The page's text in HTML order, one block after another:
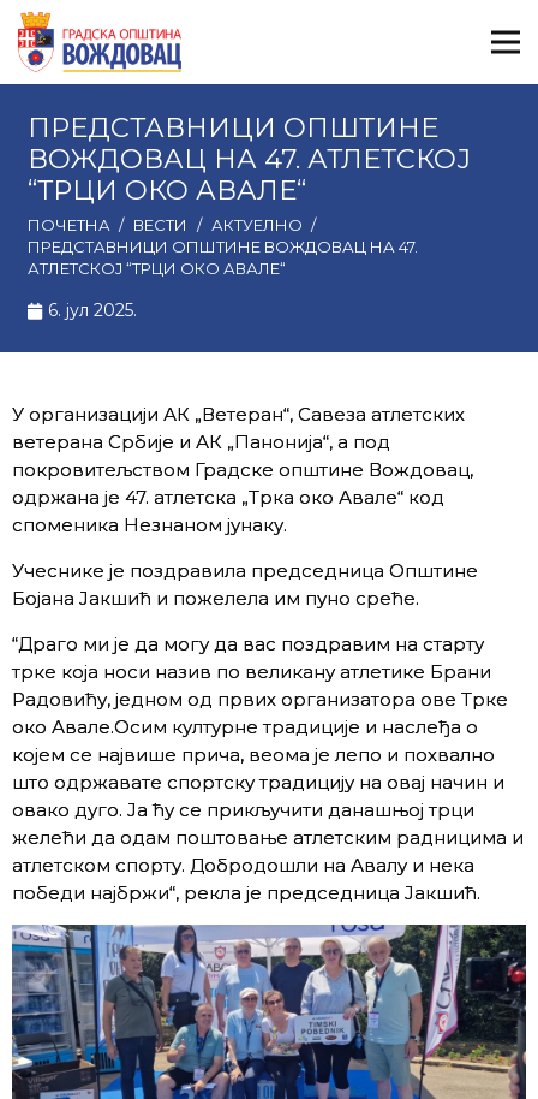
ПРЕДСТАВНИЦИ ОПШТИНЕ
ВОЖДОВАЦ НА 47. АТЛЕТСКОЈ
“ТРЦИ ОКО АВАЛЕ“
ПОЧЕТНА / ВЕСТИ / АКТУЕЛНО /
ПРЕДСТАВНИЦИ ОПШТИНЕ ВОЖДОВАЦ НА 47.
АТЛЕТСКОЈ “ТРЦИ ОКО АВАЛЕ“
6. јул 2025.
У организацији АК „Ветеран“, Савеза атлетских
ветерана Србије и АК „Панонија“, а под
покровитељством Градске општине Вождовац,
одржана је 47. атлетска „Трка око Авале“ код
споменика Незнаном јунаку.
Учеснике је поздравила председница Општине
Бојана Јакшић и пожелела им пуно среће.
“Драго ми је да могу да вас поздравим на старту
трке која носи назив по великану атлетике Брани
Радовићу, једном од првих организатора ове Трке
око Авале.Осим културне традиције и наслеђа о
којем се највише прича, веома је лепо и похвално
што одржавате спортску традицију на овај начин и
овако дуго. Ја ћу се прикључити данашњој трци
желећи да одам поштовање атлетским радницима и
атлетском спорту. Добродошли на Авалу и нека
победи најбржи“, рекла је председница Јакшић.